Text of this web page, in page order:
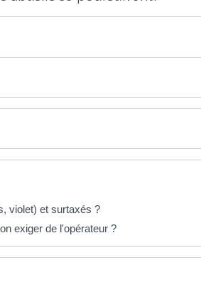
violet) et surtaxés ?
exiger de l'opérateur ?